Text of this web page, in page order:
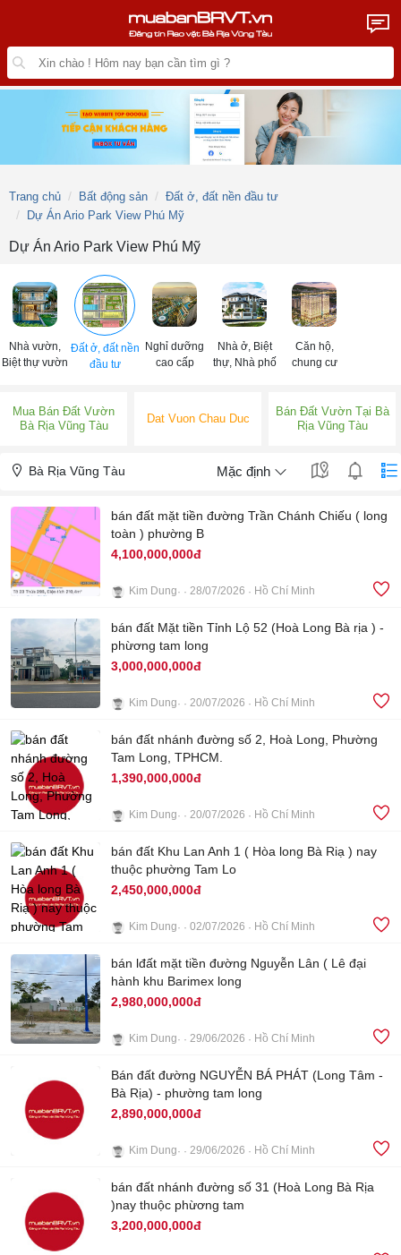
Trang chủ Bất động sản
Đất ở, đất nền đầu tư
Dự Án Ario Park View Phú Mỹ
Dự Án Ario Park View Phú Mỹ
Nhà vườn,
Biệt thự vườn
Đất ở, đất nền
đầu tư
Nghỉ dưỡng
cao cấp
Nhà ở, Biệt
thự, Nhà phố
Căn hộ,
chung cư
Mua Bán Đất Vườn
Bà Rịa Vũng Tàu
Dat Vuon Chau Duc
Bán Đất Vườn Tại Bà
Rịa Vũng Tàu
Bà Rịa Vũng Tàu Mặc định
bán đất mặt tiền đường Trần Chánh Chiếu ( long
toàn ) phường B
4,100,000,000đ
Kim Dung 28/07/2026 Hồ Chí Minh
bán đất Mặt tiền Tỉnh Lộ 52 (Hoà Long Bà rịa ) -
phừơng tam long
3,000,000,000đ
Kim Dung 20/07/2026 Hồ Chí Minh
4
bán đất nhánh đường số 2, Hoà Long, Phường
Tam Long, TPHCM.
1,390,000,000đ
Kim Dung 20/07/2026 Hồ Chí Minh
bán đất Khu Lan Anh 1 ( Hòa long Bà Riạ ) nay
thuộc phường Tam Lo
2,450,000,000đ
Kim Dung 02/07/2026 Hồ Chí Minh
bán lđất mặt tiền đường Nguyễn Lân ( Lê đại
hành khu Barimex long
2,980,000,000đ
Kim Dung 29/06/2026 Hồ Chí Minh
Bán đất đường NGUYỄN BÁ PHÁT (Long Tâm -
Bà Rịa) - phường tam long
2,890,000,000đ
Kim Dung 29/06/2026 Hồ Chí Minh
bán đất nhánh đường số 31 (Hoà Long Bà Rịa
)nay thuộc phừơng tam
3,200,000,000đ